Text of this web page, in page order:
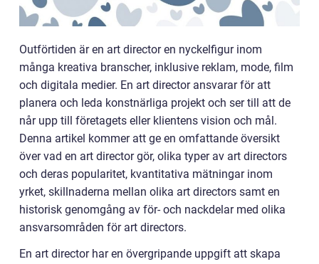
Outförtiden är en art director en nyckelfigur inom
många kreativa branscher, inklusive reklam, mode, film
och digitala medier. En art director ansvarar för att
planera och leda konstnärliga projekt och ser till att de
når upp till företagets eller klientens vision och mål.
Denna artikel kommer att ge en omfattande översikt
över vad en art director gör, olika typer av art directors
och deras popularitet, kvantitativa mätningar inom
yrket, skillnaderna mellan olika art directors samt en
historisk genomgång av för- och nackdelar med olika
ansvarsområden för art directors.
En art director har en övergripande uppgift att skapa